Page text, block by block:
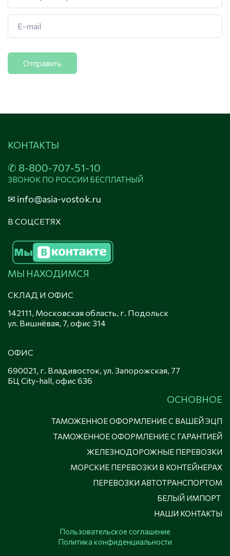
Отправить
КОНТАКТЫ
✆ 8-800-707-51-10
ЗВОНОК ПО РОССИИ БЕСПЛАТНЫЙ
✉ info@asia-vostok.ru
В СОЦСЕТЯХ
МЫ НАХОДИМСЯ
СКЛАД И ОФИС
142111, Московская область, г. Подольск
ул. Вишнёвая, 7, офис 314
ОФИС
690021, г. Владивосток, ул. Запорожская, 77
БЦ City-hall, офис 636
ОСНОВНОЕ
ТАМОЖЕННОЕ ОФОРМЛЕНИЕ С ВАШЕЙ ЭЦП
ТАМОЖЕННОЕ ОФОРМЛЕНИЕ С ГАРАНТИЕЙ
ЖЕЛЕЗНОДОРОЖНЫЕ ПЕРЕВОЗКИ
МОРСКИЕ ПЕРЕВОЗКИ В КОНТЕЙНЕРАХ
ПЕРЕВОЗКИ АВТОТРАНСПОРТОМ
БЕЛЫЙ ИМПОРТ
НАШИ КОНТАКТЫ
Пользовательское соглашение
Политика конфиденциальности